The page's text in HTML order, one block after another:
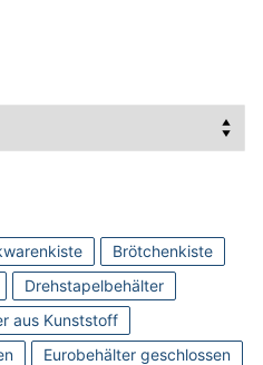
Brötchenkiste
Drehstapelbehälter
aus Kunststoff
Eurobehälter geschlossen